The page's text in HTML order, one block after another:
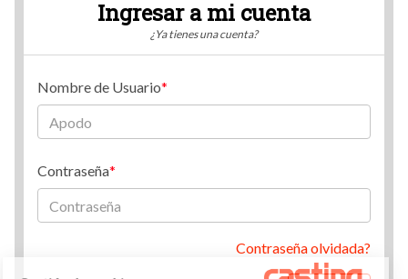
Ingresar a mi cuenta
¿Ya tienes una cuenta?
Nombre de Usuario
Contraseña
Contraseña olvidada?